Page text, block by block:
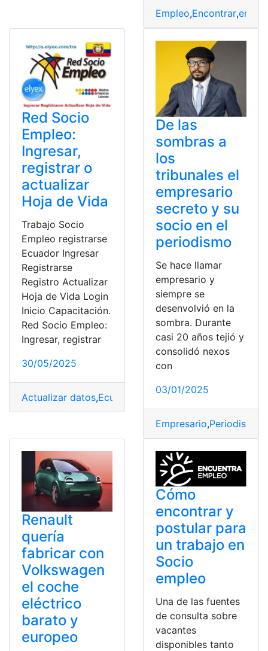
Empleo,Encontrar,
Red Socio
Empleo:
Ingresar,
registrar o
actualizar
Hoja de Vida
Trabajo Socio
Empleo registrarse
Ecuador Ingresar
Registrarse
Registro Actualizar
Hoja de Vida Login
Inicio Capacitación.
Red Socio Empleo:
Ingresar, registrar
30/05/2025
Actualizar datos,Ecuador Empleo Empleo en Ecuador
De las
sombras a
los
tribunales el
empresario
secreto y su
socio en el
periodismo
Se hace llamar
empresario y
siempre se
desenvolvió en la
sombra. Durante
casi 20 años tejió y
consolidó nexos
con
03/01/2025
Empresario,Periodismo
Renault
quería
fabricar con
Volkswagen
el coche
eléctrico
barato y
europeo
Cómo
encontrar y
postular para
un trabajo en
Socio
empleo
Una de las fuentes
de consulta sobre
vacantes
disponibles tanto